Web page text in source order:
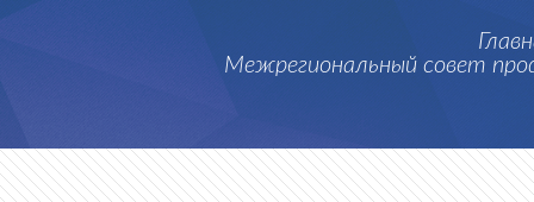
Межрегиональный совет